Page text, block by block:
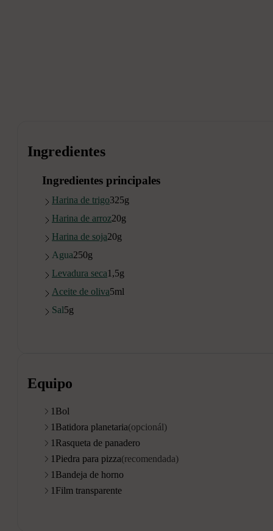
Ingredientes
Ingredientes principales
Harina de trigo325g
Harina de arroz20g
Harina de soja20g
Agua250g
Levadura seca1,5g
Aceite de oliva5ml
Sal5g
Equipo
1 Bol
1 Batidora planetaria(opcionál)
1 Rasqueta de panadero
1 Piedra para pizza(recomendada)
1 Bandeja de horno
1 Film transparente